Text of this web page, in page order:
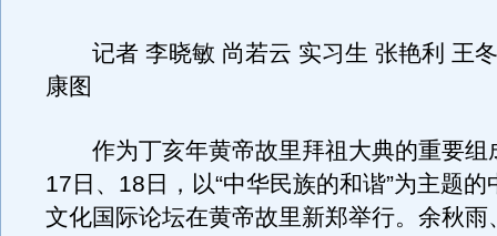
记者 李晓敏 尚若云 实习生 张艳利 王
康图
作为丁亥年黄帝故里拜祖大典的重要组
17日、18日，以“中华民族的和谐”为主题的
文化国际论坛在黄帝故里新郑举行。余秋雨